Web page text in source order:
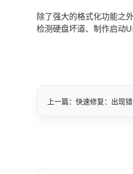
除了强大的格式化功能之
检测硬盘坏道、制作启动
上一篇：快速修复：出现